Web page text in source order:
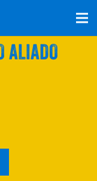
CON UNA
ALIADO